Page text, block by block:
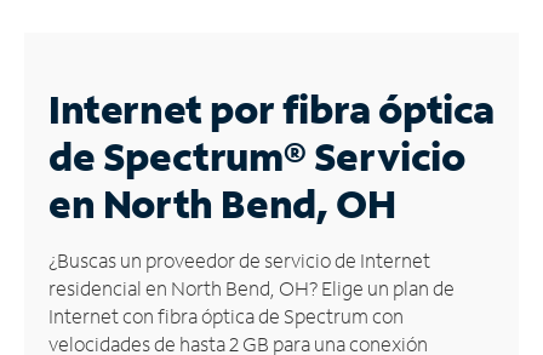
Business
Contáctanos
Inglés
Administrar
cuenta
Internet por fibra óptica
de Spectrum®Servicio
en North Bend, OH
¿Buscas un proveedor de servicio de Internet
residencial en North Bend, OH? Elige un plan de
Internet con fibra óptica de Spectrum con
velocidades de hasta 2 GB para una conexión